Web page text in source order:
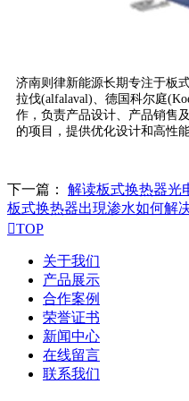
济南则律新能源长期专注于板
拉伐(alfalaval)、德国科尔庭
作，负责产品设计、产品销售
的项目，提供优化设计和高性
下一篇： 解读板式换热器光
板式换热器出現渗水如何解
TOP
关于我们
产品展示
合作案例
荣誉证书
新闻中心
在线留言
联系我们